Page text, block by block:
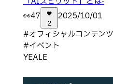
👀47
2
2025/10/01
#オフィシャルコンテンツ
#イベント
YEALE